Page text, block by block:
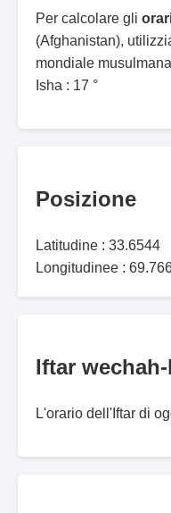
Per calcolare gli
(Afghanistan),
mondiale
Isha : 17 °
Posizione
Latitudine : 33.6544
Longitudinee :
Iftar
L'orario dell'Iftar di